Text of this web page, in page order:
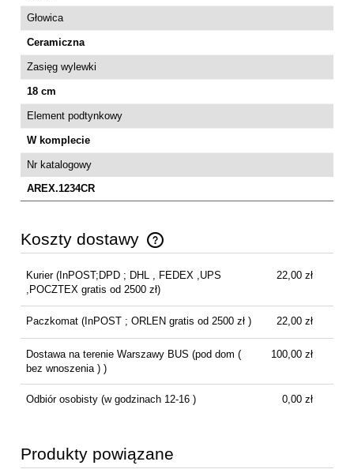
Głowica
Ceramiczna
Zasięg wylewki
18 cm
Element podtynkowy
W komplecie
Nr katalogowy
AREX.1234CR
Koszty dostawy
Cena nie zawiera ewentualnych kosztów płatności
Kurier (InPOST;DPD ; DHL , FEDEX ,UPS
,POCZTEX gratis od 2500 zł)
22,00 zł
Paczkomat (InPOST ; ORLEN gratis od 2500 zł ) 22,00 zł
Dostawa na terenie Warszawy BUS (pod dom (
bez wnoszenia ) )
100,00 zł
Odbiór osobisty(w godzinach 12-16 ) 0,00 zł
Produkty powiązane